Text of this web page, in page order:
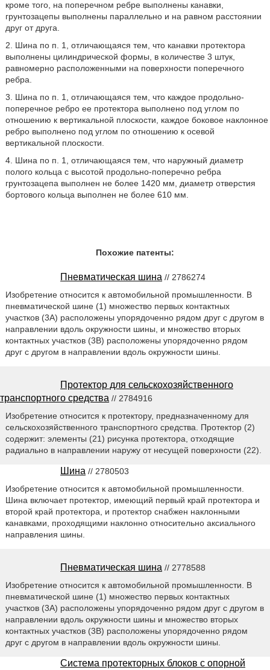
кроме того, на поперечном ребре выполнены канавки,
грунтозацепы выполнены параллельно и на равном расстоянии
друг от друга.
2. Шина по п. 1, отличающаяся тем, что канавки протектора
выполнены цилиндрической формы, в количестве 3 штук,
равномерно расположенными на поверхности поперечного
ребра.
3. Шина по п. 1, отличающаяся тем, что каждое продольно-
поперечное ребро ее протектора выполнено под углом по
отношению к вертикальной плоскости, каждое боковое наклонное
ребро выполнено под углом по отношению к осевой
вертикальной плоскости.
4. Шина по п. 1, отличающаяся тем, что наружный диаметр
полого кольца с высотой продольно-поперечно ребра
грунтозацепа выполнен не более 1420 мм, диаметр отверстия
бортового кольца выполнен не более 610 мм.
Похожие патенты:
Пневматическая шина // 2786274
Изобретение относится к автомобильной промышленности. В
пневматической шине (1) множество первых контактных
участков (3А) расположены упорядоченно рядом друг с другом в
направлении вдоль окружности шины, и множество вторых
контактных участков (3В) расположены упорядоченно рядом
друг с другом в направлении вдоль окружности шины.
Протектор для сельскохозяйственного
транспортного средства // 2784916
Изобретение относится к протектору, предназначенному для
сельскохозяйственного транспортного средства. Протектор (2)
содержит: элементы (21) рисунка протектора, отходящие
радиально в направлении наружу от несущей поверхности (22).
Шина // 2780503
Изобретение относится к автомобильной промышленности.
Шина включает протектор, имеющий первый край протектора и
второй край протектора, и протектор снабжен наклонными
канавками, проходящими наклонно относительно аксиального
направления шины.
Пневматическая шина // 2778588
Изобретение относится к автомобильной промышленности. В
пневматической шине (1) множество первых контактных
участков (3А) расположены упорядоченно рядом друг с другом в
направлении вдоль окружности шины и множество вторых
контактных участков (3В) расположены упорядоченно рядом
друг с другом в направлении вдоль окружности шины.
Система протекторных блоков с опорной